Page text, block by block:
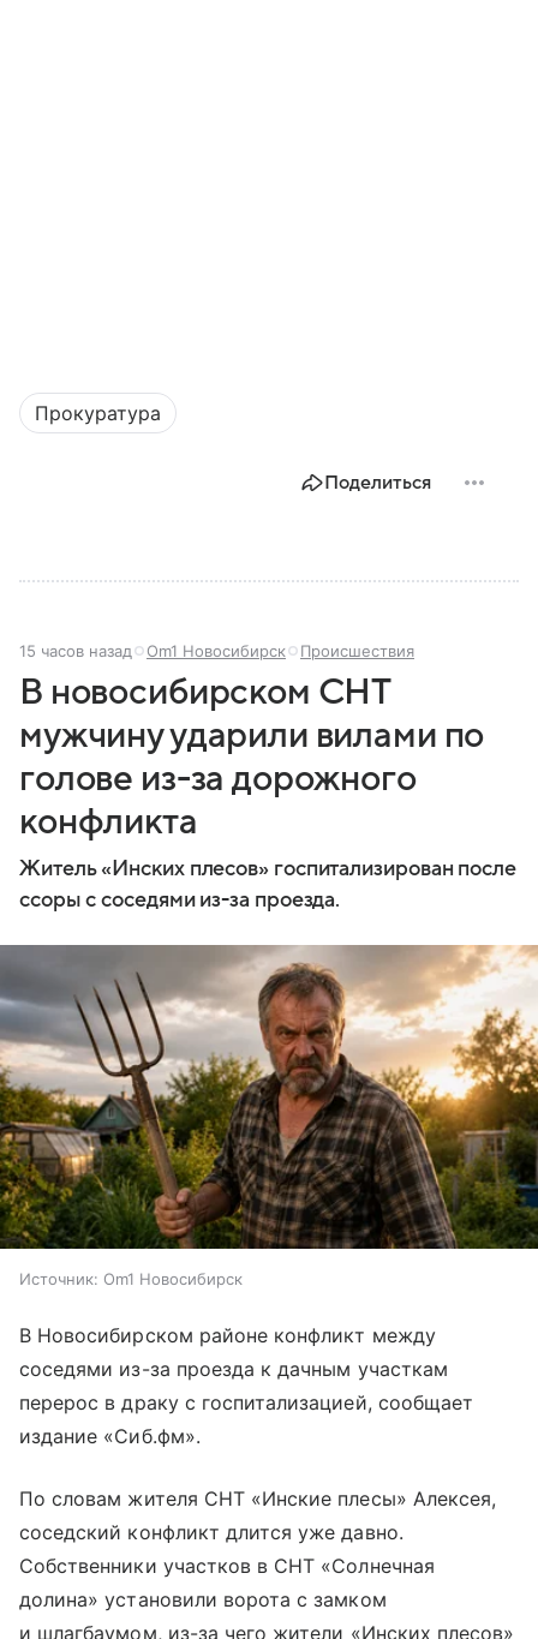
Прокуратура
Поделиться
15 часов назад Om1 Новосибирск Происшествия
В новосибирском СНТ
мужчину ударили вилами по
голове из-за дорожного
конфликта
Житель «Инских плесов» госпитализирован после
ссоры с соседями из-за проезда.
Источник: Om1 Новосибирск
В Новосибирском районе конфликт между
соседями из-за проезда к дачным участкам
перерос в драку с госпитализацией, сообщает
издание «Сиб.фм».
По словам жителя СНТ «Инские плесы» Алексея,
соседский конфликт длится уже давно.
Собственники участков в СНТ «Солнечная
долина» установили ворота с замком
и шлагбаумом, из-за чего жители «Инских плесов»